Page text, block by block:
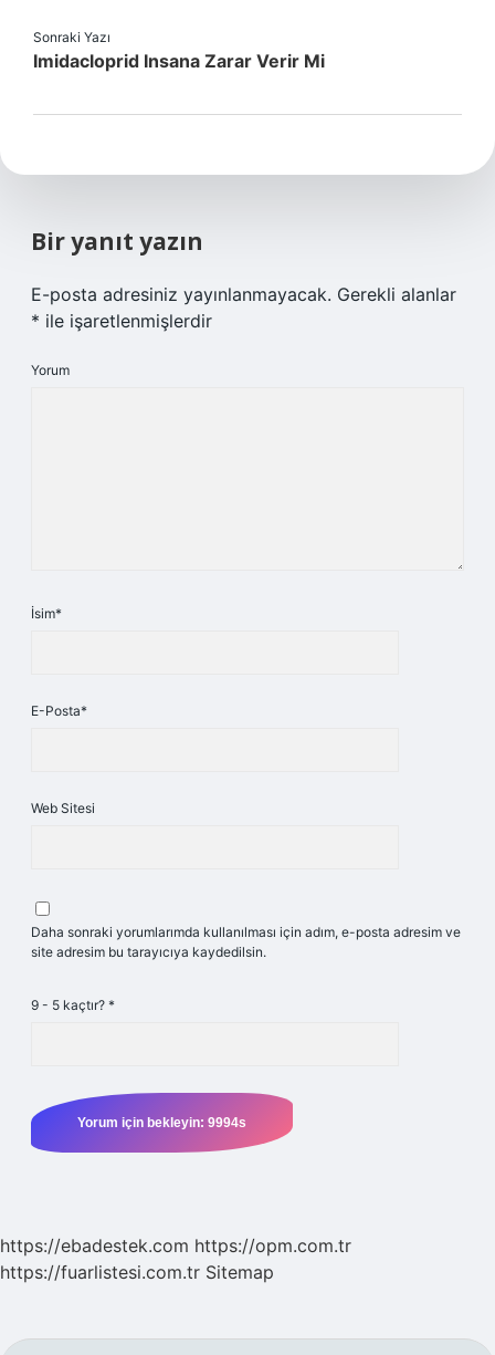
Sonraki Yazı
Imidacloprid Insana Zarar Verir Mi
Bir yanıt yazın
E-posta adresiniz yayınlanmayacak. Gerekli alanlar
* ile işaretlenmişlerdir
Yorum
İsim*
E-Posta*
Web Sitesi
Daha sonraki yorumlarımda kullanılması için adım, e-posta adresim ve
site adresim bu tarayıcıya kaydedilsin.
9 - 5 kaçtır? *
https://ebadestek.com https://opm.com.tr
https://fuarlistesi.com.tr Sitemap